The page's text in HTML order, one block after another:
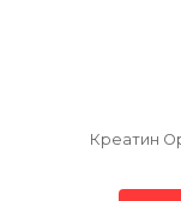
Креатин